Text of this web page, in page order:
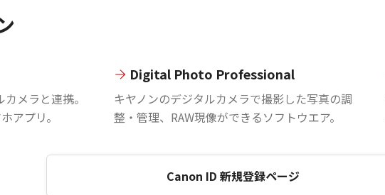
メラと連携。
アプリ。
Digital Photo Professional
キヤノンのデジタルカメラで撮影した写真の調
整・管理、RAW現像ができるソフトウエア。
Canon ID 新規登録ページ